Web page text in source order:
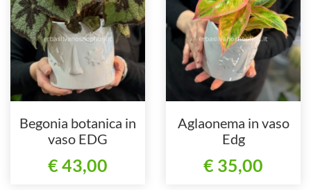
Begonia botanica in
vaso EDG
€ 43,00
Aglaonema in vaso
Edg
€ 35,00